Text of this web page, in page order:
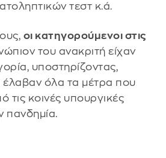
τεστ κ.ά.
οι κατηγορούμενοι στις
του ανακριτή είχαν
υποστηρίζοντας,
έλαβαν όλα τα μέτρα που
τις κοινές υπουργικές
πανδημία.